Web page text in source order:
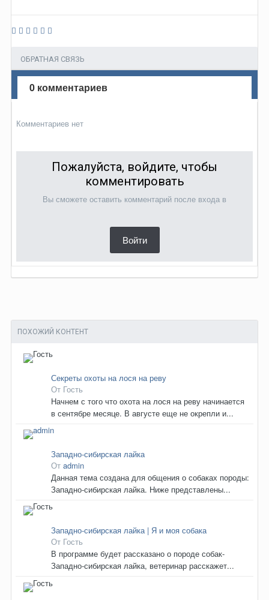
ОБРАТНАЯ СВЯЗЬ
0 комментариев
Комментариев нет
Пожалуйста, войдите, чтобы
комментировать
Вы сможете оставить комментарий после входа в
Войти
ПОХОЖИЙ КОНТЕНТ
Секреты охоты на лося на реву
От Гость
Начнем с того что охота на лося на реву начинается
в сентябре месяце. В августе еще не окрепли и...
Западно-сибирская лайка
От admin
Данная тема создана для общения о собаках породы:
Западно-сибирская лайка. Ниже представлены...
Западно-сибирская лайка | Я и моя собака
От Гость
В программе будет рассказано о породе собак-
Западно-сибирская лайка, ветеринар расскажет...